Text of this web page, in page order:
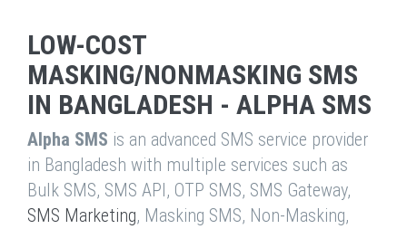
LOW-COST
MASKING/NONMASKING SMS
IN BANGLADESH - ALPHA SMS
Alpha SMS is an advanced SMS service provider
in Bangladesh with multiple services such as
Bulk SMS, SMS API, OTP SMS, SMS Gateway,
SMS Marketing, Masking SMS, Non-Masking,